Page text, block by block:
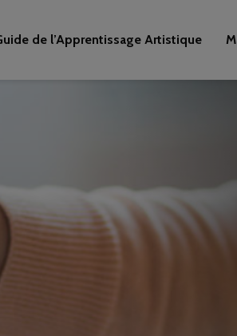
de l’Apprentissage Artistique